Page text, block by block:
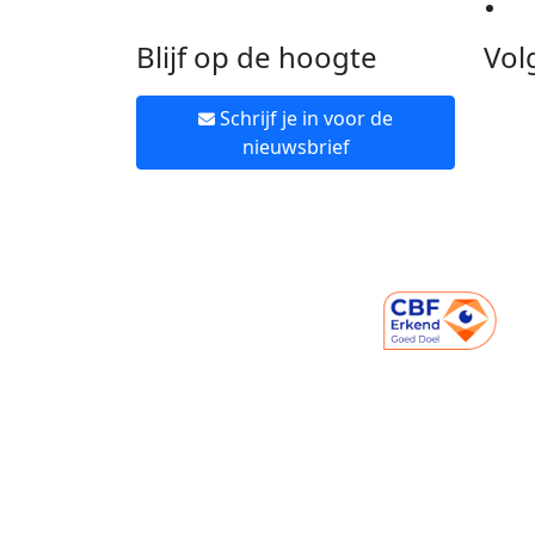
Blijf op de hoogte
Schrijf je in voor de
nieuwsbrief